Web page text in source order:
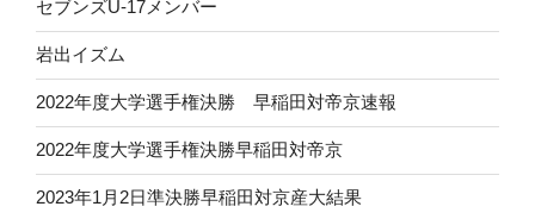
セブンズU-17メンバー
岩出イズム
2022年度大学選手権決勝 早稲田対帝京速報
2022年度大学選手権決勝早稲田対帝京
2023年1月2日準決勝早稲田対京産大結果